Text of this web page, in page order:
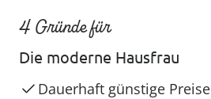
4 Gründe für
Die moderne Hausfrau
Dauerhaft günstige Preise